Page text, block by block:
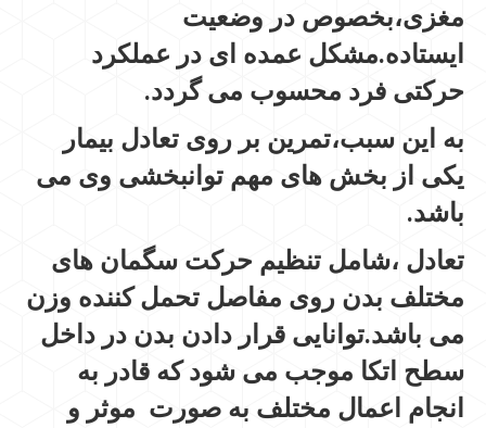
مغزی،بخصوص در وضعیت
ایستاده.مشکل عمده ای در عملکرد
حرکتی فرد محسوب می گردد.
به این سبب،تمرین بر روی تعادل بیمار
یکی از بخش های مهم توانبخشی وی می
باشد.
تعادل ،شامل تنظیم حرکت سگمان های
مختلف بدن روی مفاصل تحمل کننده وزن
می باشد.توانایی قرار دادن بدن در داخل
سطح اتکا موجب می شود که قادر به
انجام اعمال مختلف به صورت موثر و